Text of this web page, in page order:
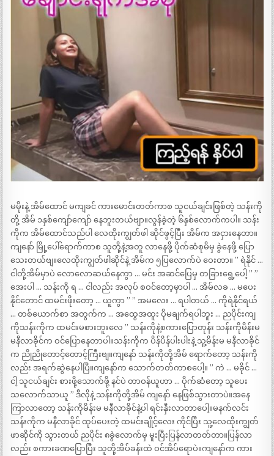
မမိုးနဲ့ အိမ်ထောင် မကျခင် ကားမောင်းတတ်ကာစ သူငယ်ချင်းဖြစ်တဲ့ သန်းကို
တို့ အိမ် ၁နှစ်ကျော်ကျော် နေဘူးတယ်ဗျာ။လွန်ခဲ့တဲ့ ၆နှစ်လောက်ကပါ။ သန်း
ကိုက အိမ်ထောင်သည်ပါ လေထိုးကျွတ်ဖါ ဆိုင်ဖွင့်ပြီး အိမ်က အငှားနေတာ။
ကျနော် မြို့ပေါ်ရောက်ကာစ သူတို့နဲ့အတူ လာနေဖို့ ပိုက်ဆံစုမိမှ ခွဲနေဖို့ ပြော
သေးတယ်ဗျ။လေထိုးကျွတ်ဖါဆိုင်နဲ့ အိမ်က ၅ပြလောက်ပဲ ဝေးတာ။ ” ရဲနိုင် …
ငါတို့အိမ်မှာပဲ လောလောဆယ်နေကွာ … မင်း အဆင်ပြေမှ တခြားရွေ့ပေါ့ ” ”
အေးပါ … သန်းကို ရ … ငါလည်း အလုပ် စဝင်တော့မှာပါ … အိမ်လခ … မပေး
နိုင်တောင် ထမင်းဖိုးတော့ … ယူကွာ ” ” အမလေး … ရပါတယ် … ကိုရဲနိုင်ရယ်
… တစ်ယောက်စာ အတွက်က … အထွေအထူး ပိုမချက်ရပါဘူး … ညပိုင်းကျ
ကိုသန်းကိုက ထမင်းမစားဘူးလေ ” သန်းကိုနဲ့စကားပြောတုန်း သန်းကိုမိန်းမ
မနီလာခိုင်က ဝင်ပြောနေတာပါ။သန်းကိုက ပိန်ပိန်ပါးပါးနဲ့ သူ့မိန်းမ မနီလာခိုင်
က ညိုညိုတောင့်တောင့်ကြီးဗျ။ကျနော် သန်းကိုတို့အိမ် ရောက်တော့ သန်းကို
လည်း အရက်ဆွဲနေပါပြီ။ကျနော်က သောက်တတ်ကာစပေါ့။ ” ကဲ … မခိုင် …
ငါ့ သူငယ်ချင်း စားဖို့သောက်ဖို့ နင်ပဲ တာဝန်ယူဟာ … ပိုက်ဆံတော့ သူပေး
သလောက်သာယူ ” ဒီလိုနဲ့ သန်းကိုတို့အိမ် ကျနော် နေဖြစ်သွားတာပဲ။အနေ
ကြာလာတော့ သန်းကိုမိန်းမ မနီလာခိုင်နဲ့ပါ ရင်းနှီးလာတာပေါ့။မနက်လင်း
သန်းကိုက မနီလာခိုင် ထုပ်ပေးတဲ့ ထမင်းချိုင့်လေး ကိုင်ပြီး သူ့လေထိုးကျွတ်
ဖာဆိုင်ကို သွားတယ် ညပိုင်း ၈ခွဲလောက်မှ မူးပြီးပြန်လာတတ်တာ။ပြန်လာ
လည်း စကားခဏပြောပြီး သူတို့အိပ်ခန်းထဲ ဝင်အိပ်ရောပဲ။ကျနော်က ကား